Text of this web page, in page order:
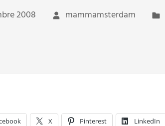
2008 mammamsterdam
X Pinterest LinkedIn